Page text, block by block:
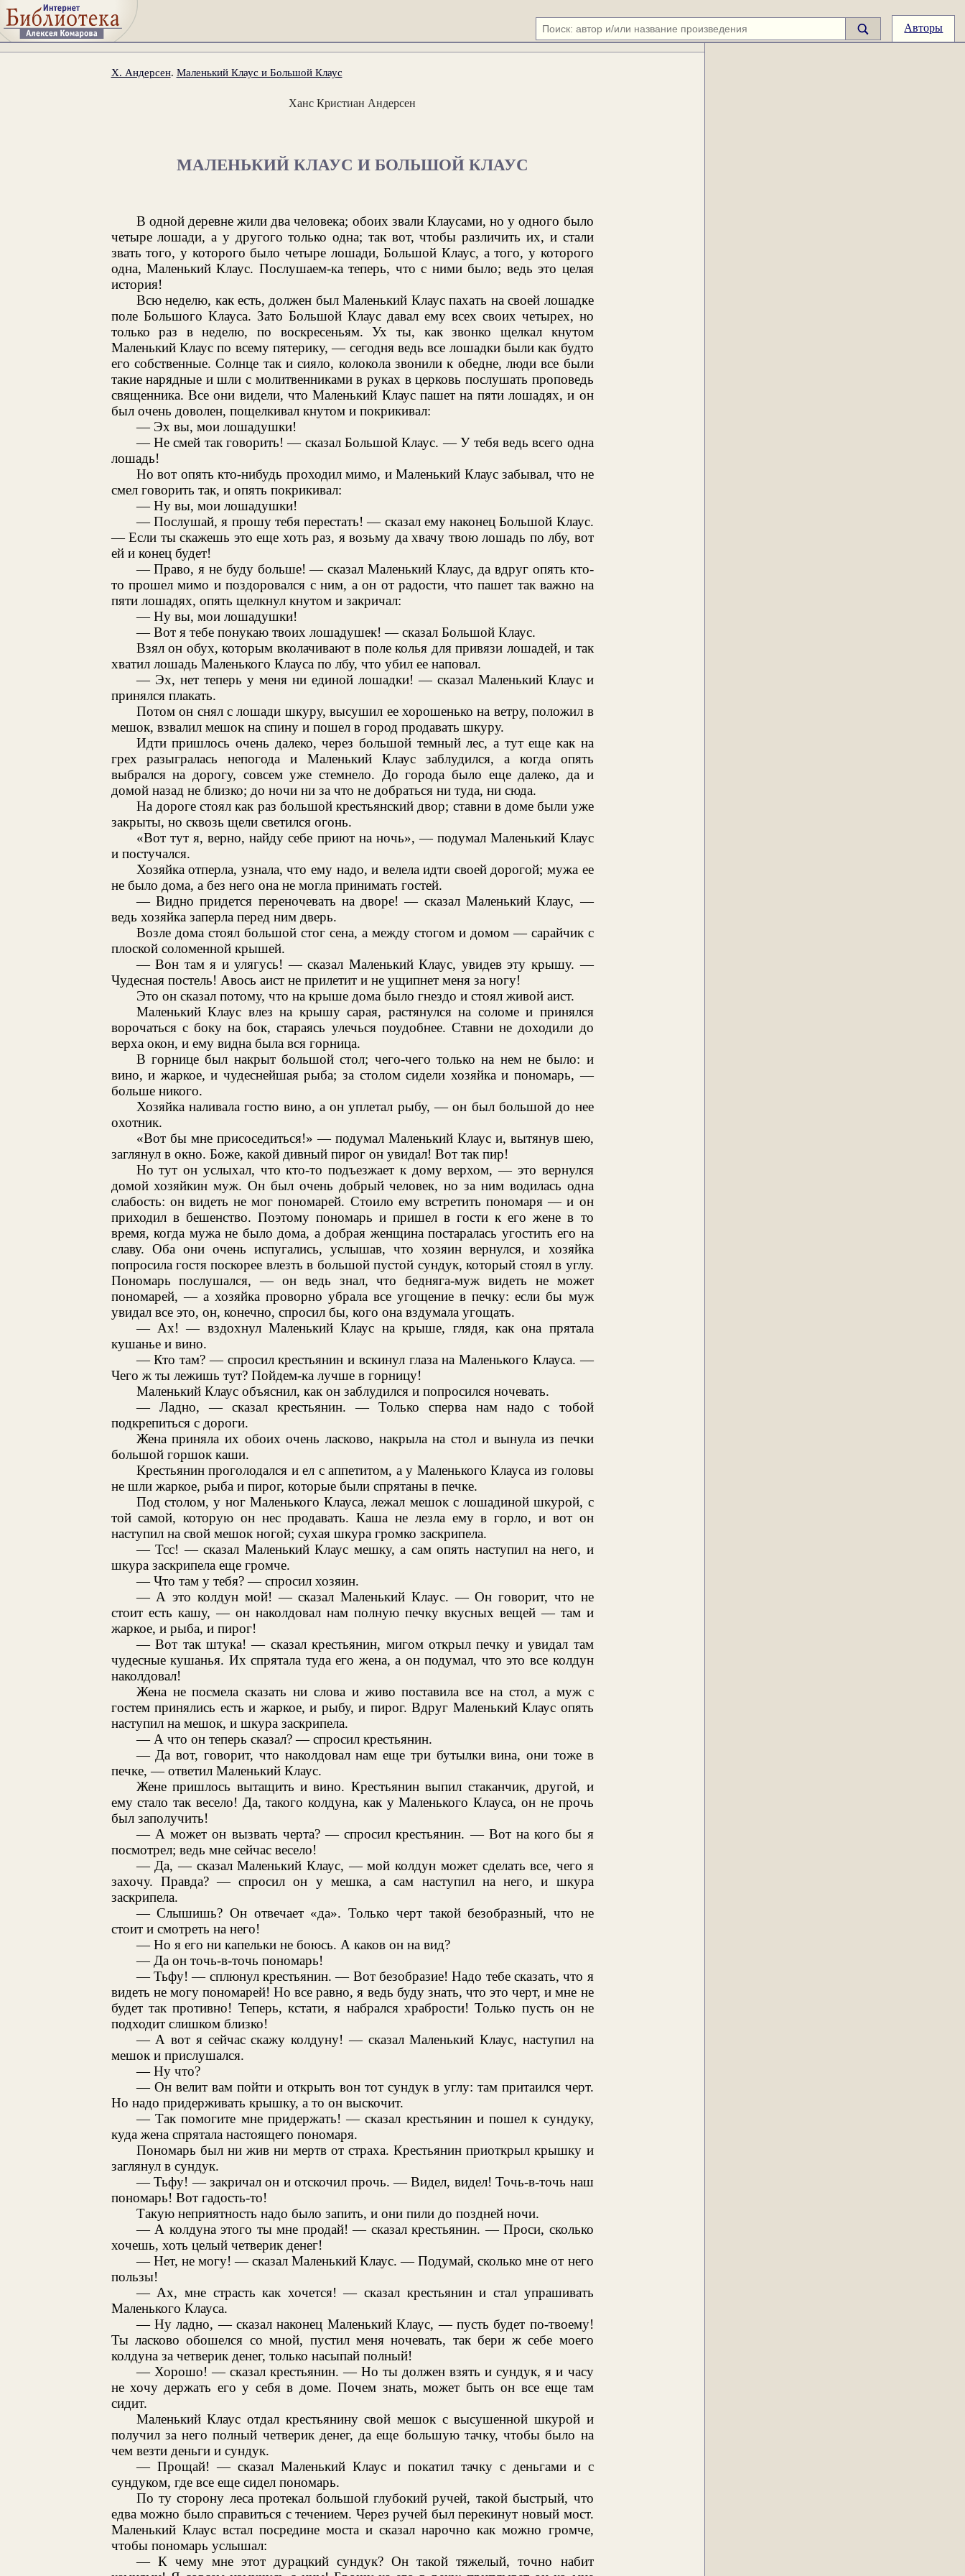
Авторы
Х. Андерсен. Маленький Клаус и Большой Клаус
Ханс Кристиан Андерсен
МАЛЕНЬКИЙ КЛАУС И БОЛЬШОЙ КЛАУС
В одной деревне жили два человека; обоих звали Клаусами, но у одного было
четыре лошади, а у другого только одна; так вот, чтобы различить их, и стали
звать того, у которого было четыре лошади, Большой Клаус, а того, у которого
одна, Маленький Клаус. Послушаем-ка теперь, что с ними было; ведь это целая
история!
Всю неделю, как есть, должен был Маленький Клаус пахать на своей лошадке
поле Большого Клауса. Зато Большой Клаус давал ему всех своих четырех, но
только раз в неделю, по воскресеньям. Ух ты, как звонко щелкал кнутом
Маленький Клаус по всему пятерику, — сегодня ведь все лошадки были как будто
его собственные. Солнце так и сияло, колокола звонили к обедне, люди все были
такие нарядные и шли с молитвенниками в руках в церковь послушать проповедь
священника. Все они видели, что Маленький Клаус пашет на пяти лошадях, и он
был очень доволен, пощелкивал кнутом и покрикивал:
— Эх вы, мои лошадушки!
— Не смей так говорить! — сказал Большой Клаус. — У тебя ведь всего одна
лошадь!
Но вот опять кто-нибудь проходил мимо, и Маленький Клаус забывал, что не
смел говорить так, и опять покрикивал:
— Ну вы, мои лошадушки!
— Послушай, я прошу тебя перестать! — сказал ему наконец Большой Клаус.
— Если ты скажешь это еще хоть раз, я возьму да хвачу твою лошадь по лбу, вот
ей и конец будет!
— Право, я не буду больше! — сказал Маленький Клаус, да вдруг опять кто-
то прошел мимо и поздоровался с ним, а он от радости, что пашет так важно на
пяти лошадях, опять щелкнул кнутом и закричал:
— Ну вы, мои лошадушки!
— Вот я тебе понукаю твоих лошадушек! — сказал Большой Клаус.
Взял он обух, которым вколачивают в поле колья для привязи лошадей, и так
хватил лошадь Маленького Клауса по лбу, что убил ее наповал.
— Эх, нет теперь у меня ни единой лошадки! — сказал Маленький Клаус и
принялся плакать.
Потом он снял с лошади шкуру, высушил ее хорошенько на ветру, положил в
мешок, взвалил мешок на спину и пошел в город продавать шкуру.
Идти пришлось очень далеко, через большой темный лес, а тут еще как на
грех разыгралась непогода и Маленький Клаус заблудился, а когда опять
выбрался на дорогу, совсем уже стемнело. До города было еще далеко, да и
домой назад не близко; до ночи ни за что не добраться ни туда, ни сюда.
На дороге стоял как раз большой крестьянский двор; ставни в доме были уже
закрыты, но сквозь щели светился огонь.
«Вот тут я, верно, найду себе приют на ночь», — подумал Маленький Клаус
и постучался.
Хозяйка отперла, узнала, что ему надо, и велела идти своей дорогой; мужа ее
не было дома, а без него она не могла принимать гостей.
— Видно придется переночевать на дворе! — сказал Маленький Клаус, —
ведь хозяйка заперла перед ним дверь.
Возле дома стоял большой стог сена, а между стогом и домом — сарайчик с
плоской соломенной крышей.
— Вон там я и улягусь! — сказал Маленький Клаус, увидев эту крышу. —
Чудесная постель! Авось аист не прилетит и не ущипнет меня за ногу!
Это он сказал потому, что на крыше дома было гнездо и стоял живой аист.
Маленький Клаус влез на крышу сарая, растянулся на соломе и принялся
ворочаться с боку на бок, стараясь улечься поудобнее. Ставни не доходили до
верха окон, и ему видна была вся горница.
В горнице был накрыт большой стол; чего-чего только на нем не было: и
вино, и жаркое, и чудеснейшая рыба; за столом сидели хозяйка и пономарь, —
больше никого.
Хозяйка наливала гостю вино, а он уплетал рыбу, — он был большой до нее
охотник.
«Вот бы мне присоседиться!» — подумал Маленький Клаус и, вытянув шею,
заглянул в окно. Боже, какой дивный пирог он увидал! Вот так пир!
Но тут он услыхал, что кто-то подъезжает к дому верхом, — это вернулся
домой хозяйкин муж. Он был очень добрый человек, но за ним водилась одна
слабость: он видеть не мог пономарей. Стоило ему встретить пономаря — и он
приходил в бешенство. Поэтому пономарь и пришел в гости к его жене в то
время, когда мужа не было дома, а добрая женщина постаралась угостить его на
славу. Оба они очень испугались, услышав, что хозяин вернулся, и хозяйка
попросила гостя поскорее влезть в большой пустой сундук, который стоял в углу.
Пономарь послушался, — он ведь знал, что бедняга-муж видеть не может
пономарей, — а хозяйка проворно убрала все угощение в печку: если бы муж
увидал все это, он, конечно, спросил бы, кого она вздумала угощать.
— Ах! — вздохнул Маленький Клаус на крыше, глядя, как она прятала
кушанье и вино.
— Кто там? — спросил крестьянин и вскинул глаза на Маленького Клауса. —
Чего ж ты лежишь тут? Пойдем-ка лучше в горницу!
Маленький Клаус объяснил, как он заблудился и попросился ночевать.
— Ладно, — сказал крестьянин. — Только сперва нам надо с тобой
подкрепиться с дороги.
Жена приняла их обоих очень ласково, накрыла на стол и вынула из печки
большой горшок каши.
Крестьянин проголодался и ел с аппетитом, а у Маленького Клауса из головы
не шли жаркое, рыба и пирог, которые были спрятаны в печке.
Под столом, у ног Маленького Клауса, лежал мешок с лошадиной шкурой, с
той самой, которую он нес продавать. Каша не лезла ему в горло, и вот он
наступил на свой мешок ногой; сухая шкура громко заскрипела.
— Тсс! — сказал Маленький Клаус мешку, а сам опять наступил на него, и
шкура заскрипела еще громче.
— Что там у тебя? — спросил хозяин.
— А это колдун мой! — сказал Маленький Клаус. — Он говорит, что не
стоит есть кашу, — он наколдовал нам полную печку вкусных вещей — там и
жаркое, и рыба, и пирог!
— Вот так штука! — сказал крестьянин, мигом открыл печку и увидал там
чудесные кушанья. Их спрятала туда его жена, а он подумал, что это все колдун
наколдовал!
Жена не посмела сказать ни слова и живо поставила все на стол, а муж с
гостем принялись есть и жаркое, и рыбу, и пирог. Вдруг Маленький Клаус опять
наступил на мешок, и шкура заскрипела.
— А что он теперь сказал? — спросил крестьянин.
— Да вот, говорит, что наколдовал нам еще три бутылки вина, они тоже в
печке, — ответил Маленький Клаус.
Жене пришлось вытащить и вино. Крестьянин выпил стаканчик, другой, и
ему стало так весело! Да, такого колдуна, как у Маленького Клауса, он не прочь
был заполучить!
— А может он вызвать черта? — спросил крестьянин. — Вот на кого бы я
посмотрел; ведь мне сейчас весело!
— Да, — сказал Маленький Клаус, — мой колдун может сделать все, чего я
захочу. Правда? — спросил он у мешка, а сам наступил на него, и шкура
заскрипела.
— Слышишь? Он отвечает «да». Только черт такой безобразный, что не
стоит и смотреть на него!
— Но я его ни капельки не боюсь. А каков он на вид?
— Да он точь-в-точь пономарь!
— Тьфу! — сплюнул крестьянин. — Вот безобразие! Надо тебе сказать, что я
видеть не могу пономарей! Но все равно, я ведь буду знать, что это черт, и мне не
будет так противно! Теперь, кстати, я набрался храбрости! Только пусть он не
подходит слишком близко!
— А вот я сейчас скажу колдуну! — сказал Маленький Клаус, наступил на
мешок и прислушался.
— Ну что?
— Он велит вам пойти и открыть вон тот сундук в углу: там притаился черт.
Но надо придерживать крышку, а то он выскочит.
— Так помогите мне придержать! — сказал крестьянин и пошел к сундуку,
куда жена спрятала настоящего пономаря.
Пономарь был ни жив ни мертв от страха. Крестьянин приоткрыл крышку и
заглянул в сундук.
— Тьфу! — закричал он и отскочил прочь. — Видел, видел! Точь-в-точь наш
пономарь! Вот гадость-то!
Такую неприятность надо было запить, и они пили до поздней ночи.
— А колдуна этого ты мне продай! — сказал крестьянин. — Проси, сколько
хочешь, хоть целый четверик денег!
— Нет, не могу! — сказал Маленький Клаус. — Подумай, сколько мне от него
пользы!
— Ах, мне страсть как хочется! — сказал крестьянин и стал упрашивать
Маленького Клауса.
— Ну ладно, — сказал наконец Маленький Клаус, — пусть будет по-твоему!
Ты ласково обошелся со мной, пустил меня ночевать, так бери ж себе моего
колдуна за четверик денег, только насыпай полный!
— Хорошо! — сказал крестьянин. — Но ты должен взять и сундук, я и часу
не хочу держать его у себя в доме. Почем знать, может быть он все еще там
сидит.
Маленький Клаус отдал крестьянину свой мешок с высушенной шкурой и
получил за него полный четверик денег, да еще большую тачку, чтобы было на
чем везти деньги и сундук.
— Прощай! — сказал Маленький Клаус и покатил тачку с деньгами и с
сундуком, где все еще сидел пономарь.
По ту сторону леса протекал большой глубокий ручей, такой быстрый, что
едва можно было справиться с течением. Через ручей был перекинут новый мост.
Маленький Клаус встал посредине моста и сказал нарочно как можно громче,
чтобы пономарь услышал:
— К чему мне этот дурацкий сундук? Он такой тяжелый, точно набит